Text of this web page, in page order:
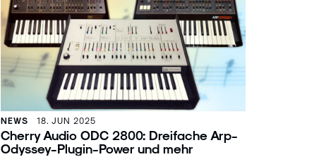
NEWS 18. JUN 2025
Cherry Audio ODC 2800: Dreifache Arp-
Odyssey-Plugin-Power und mehr